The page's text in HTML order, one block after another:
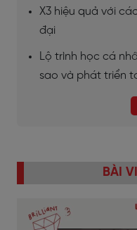
X3 hiệu quả với
đại
Lộ trình học cá
sao và phát triển
BÀI